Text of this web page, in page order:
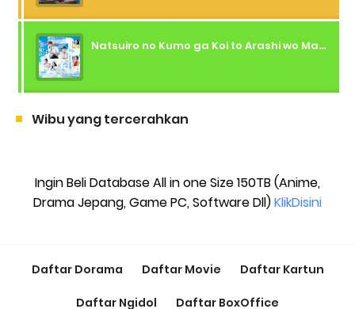
Natsuiro no Kumo ga Koi to Arashi wo Makiokosu (2026) - 01 Subtitle Indonesia
Wibu yang tercerahkan
Ingin Beli Database All in one Size 150TB (Anime,
Drama Jepang, Game PC, Software Dll)KlikDisini
Daftar Dorama Daftar Movie Daftar Kartun
Daftar Ngidol Daftar BoxOffice